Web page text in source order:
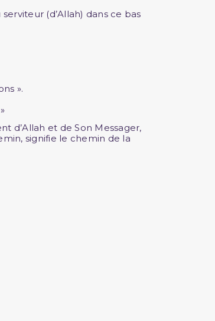
(d’Allah) dans ce bas
».
d’Allah et de Son Messager,
signifie le chemin de la